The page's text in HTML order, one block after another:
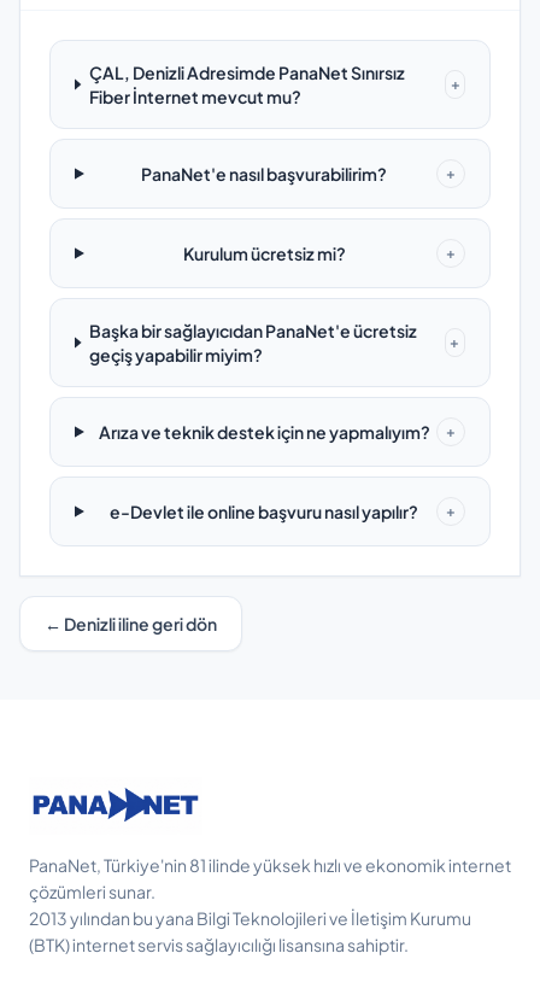
ÇAL, Denizli Adresimde PanaNet Sınırsız
Fiber İnternet mevcut mu?
+
PanaNet'e nasıl başvurabilirim? +
Kurulum ücretsiz mi? +
Başka bir sağlayıcıdan PanaNet'e ücretsiz
geçiş yapabilir miyim?
+
Arıza ve teknik destek için ne yapmalıyım? +
e-Devlet ile online başvuru nasıl yapılır? +
← Denizli iline geri dön
PanaNet, Türkiye'nin 81 ilinde yüksek hızlı ve ekonomik internet
çözümleri sunar.
2013 yılından bu yana Bilgi Teknolojileri ve İletişim Kurumu
(BTK) internet servis sağlayıcılığı lisansına sahiptir.